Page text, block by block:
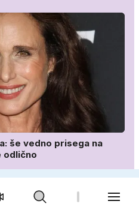
še vedno prisega na
odlično
Ovni so polni zagona,
poznanstva